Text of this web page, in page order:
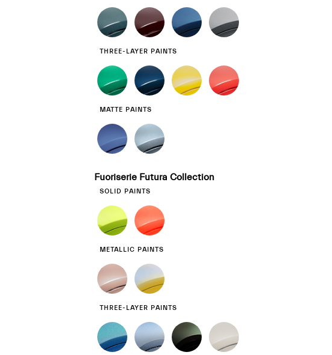
THREE-LAYER PAINTS
MATTE PAINTS
Fuoriserie Futura Collection
SOLID PAINTS
METALLIC PAINTS
THREE-LAYER PAINTS